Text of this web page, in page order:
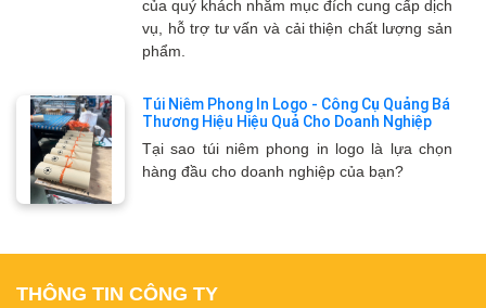
của quý khách nhằm mục đích cung cấp dịch
vụ, hỗ trợ tư vấn và cải thiện chất lượng sản
phẩm.
Túi Niêm Phong In Logo - Công Cụ Quảng Bá
Thương Hiệu Hiệu Quả Cho Doanh Nghiệp
Tại sao túi niêm phong in logo là lựa chọn
hàng đầu cho doanh nghiệp của bạn?
THÔNG TIN CÔNG TY